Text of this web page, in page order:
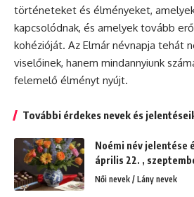
történeteket és élményeket,
kapcsolódnak, és amelyek tovább
kohézióját. Az Elmár névnapja tehát
viselőinek, hanem mindannyiunk
felemelő élményt nyújt.
További érdekes nevek és
Noémi név jelentése
április 22. ,
Női nevek / Lány nevek